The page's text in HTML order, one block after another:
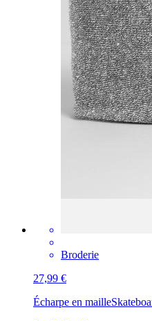
Broderie
27,99 €
Écharpe en maille